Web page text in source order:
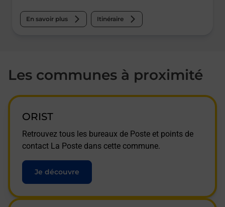
En savoir plus Itinéraire
Les communes à proximité
ORIST
Retrouvez tous les bureaux de Poste et points de
contact La Poste dans cette commune.
Je découvre